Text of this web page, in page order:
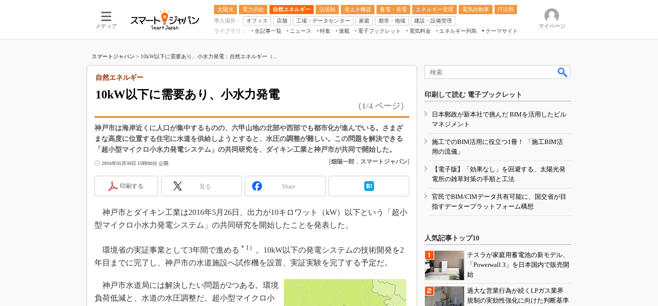
メディア
太陽光 電力供給 自然エネルギー 法規制 省エネ機器 蓄電・発電 エネルギー管理 電気自動車
IT活用
導入場所：
オフィス 店舗 工場・データセンター 家庭 都市・地域
建設・設備管理
ライブラリ：
全記事一覧 ニュース 特集 連載 電子ブックレット 電気料金 エネルギー列島
テーマサイト
電気料金ガイドブック
空調特集
BEMS
キーワード解説
マイページ
スマートジャパン > 10kW以下に需要あり、小水力発電：自然エネルギー（...
10kW以下に需要あり、小水力発電
自然エネルギー
（1/4 ページ）
神戸市は海岸近くに人口が集中するものの、六甲山地の北部や西部でも都市化が進んでいる。さまざ
まな高度に位置する住宅に水道を供給しようとすると、水圧の調整が難しい。この問題を解決できる
「超小型マイクロ小水力発電システム」の共同研究を、ダイキン工業と神戸市が共同で開始した。
2016年05月30日 15時00分 公開 [畑陽一郎 ， スマートジャパン]
印刷する 見る Share
神戸市とダイキン工業は2016年5月26日、出力が10キロワット（kW）以下という「超小
型マイクロ小水力発電システム」の共同研究を開始したことを発表した。
環境省の実証事業として3年間で進める ＊1）
。10kW以下の発電システムの技術開発を2
年目までに完了し、神戸市の水道施設へ試作機を設置、実証実験を完了する予定だ。
神戸市水道局には解決したい問題が2つある。環境
負荷低減と、水道の水圧調整だ。超小型マイクロ小
印刷して読む 電子ブックレット
日本郵政が新本社で挑んだ BIMを活用したビル
マネジメント
施工でのBIM活用に役立つ1冊！ 「施工BIM活
用の流儀」
【電子版】「効果なし」を回避する、太陽光発
電所の雑草対策の手順と工法
官民でBIM/CIMデータ共有可能に、国交省が目
指すデータープラットフォーム構想
人気記事トップ10
テスラが家庭用蓄電池の新モデル、
「Powerwall 3」を日本国内で販売開
始
過大な営業行為が続くLPガス業界
規制の実効性強化に向けた判断基準